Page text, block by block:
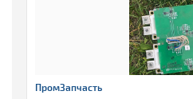
ПромЗапчасть